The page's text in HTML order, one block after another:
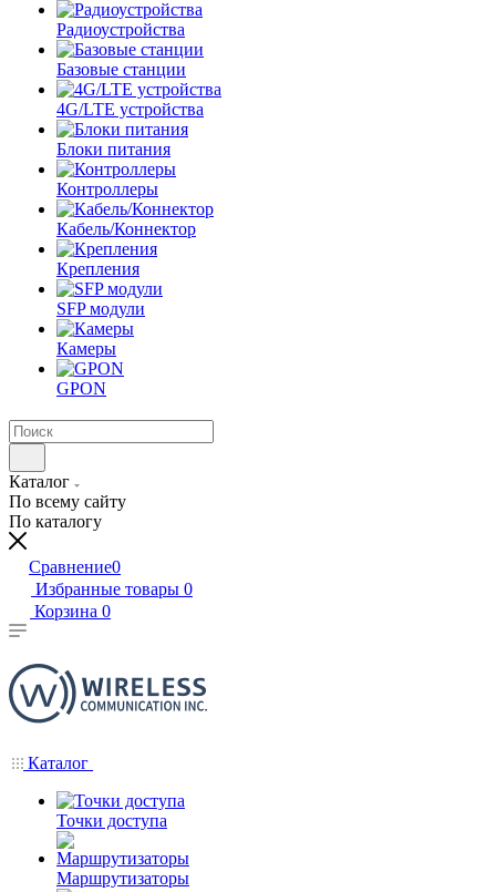
Радиоустройства
Базовые станции
4G/LTE устройства
Блоки питания
Контроллеры
Кабель/Коннектор
Крепления
SFP модули
Камеры
GPON
Каталог
По всему сайту
По каталогу
Сравнение0
Избранные товары 0
Корзина 0
Каталог
Точки доступа
Маршрутизаторы